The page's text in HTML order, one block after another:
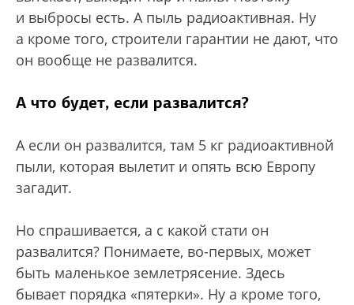
и выбросы есть. А пыль радиоактивная. Ну
а кроме того, строители гарантии не дают, что
он вообще не развалится.
А что будет, если развалится?
А если он развалится, там 5 кг радиоактивной
пыли, которая вылетит и опять всю Европу
загадит.
Но спрашивается, а с какой стати он
развалится? Понимаете, во-первых, может
быть маленькое землетрясение. Здесь
бывает порядка «пятерки». Ну а кроме того,